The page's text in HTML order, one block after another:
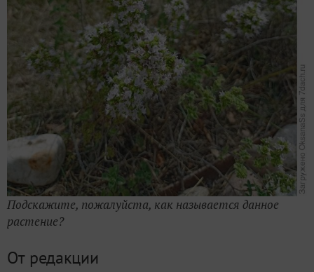
Подскажите, пожалуйста, как называется данное
растение?
От редакции